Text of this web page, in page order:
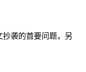
袭的首要问题，另